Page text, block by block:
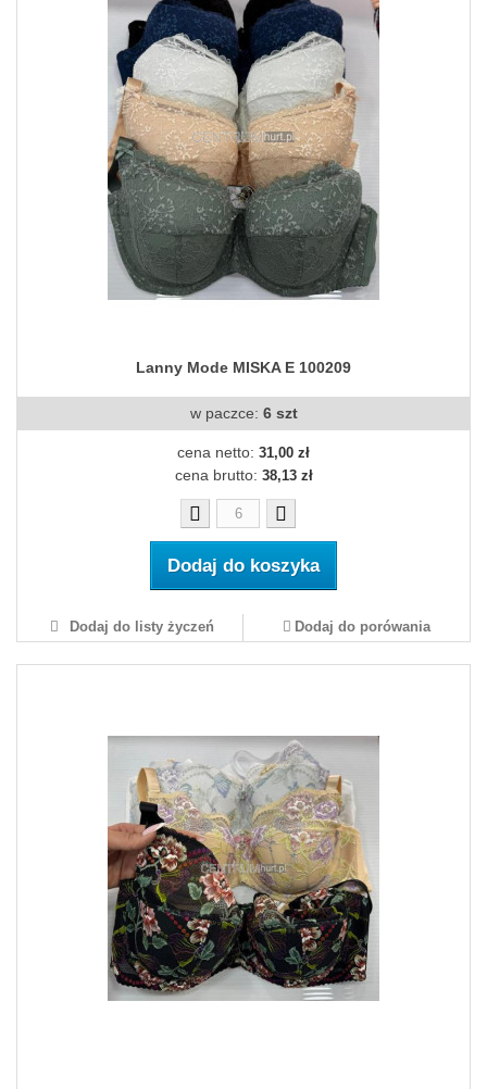
Lanny Mode MISKA E 100209
w paczce: 6 szt
cena netto: 31,00 zł
cena brutto: 38,13 zł
Dodaj do koszyka
Dodaj do listy życzeń Dodaj do porówania